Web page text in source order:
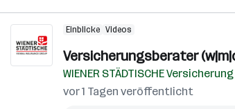
Einblicke Videos
Versicherungsberater
WIENER STÄDTISCHE
vor 1 Tagen veröffentlicht